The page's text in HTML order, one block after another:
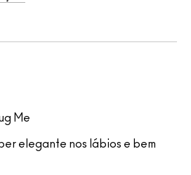
Me
elegante nos lábios e bem